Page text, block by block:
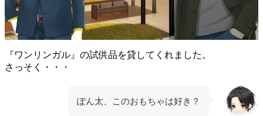
『ワンリンガル』の試供品を貸してくれました。
さっそく・・・
ぽん太、このおもちゃは好き？